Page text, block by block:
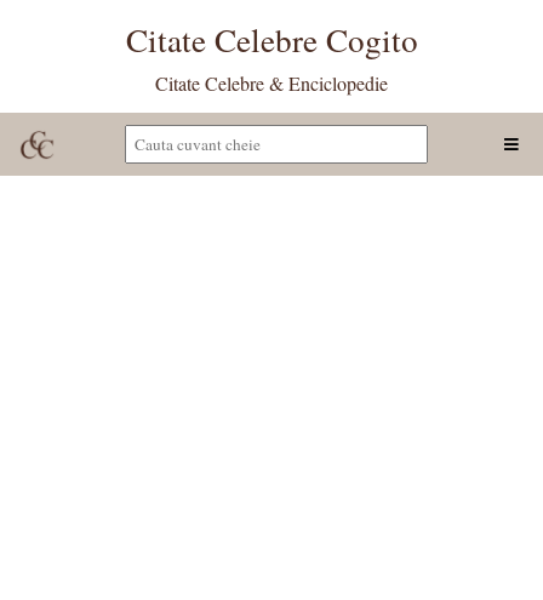
Citate Celebre Cogito
Citate Celebre & Enciclopedie